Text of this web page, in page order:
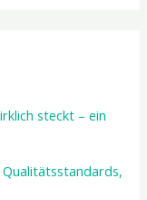
steckt – ein